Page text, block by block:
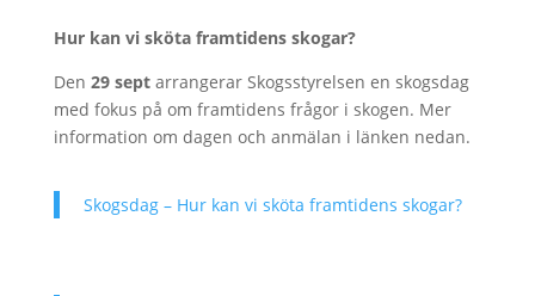
Hur kan vi sköta framtidens skogar?
Den 29 septarrangerar Skogsstyrelsen en skogsdag
med fokus på om framtidens frågor i skogen. Mer
information om dagen och anmälan i länken nedan.
Skogsdag – Hur kan vi sköta framtidens skogar?